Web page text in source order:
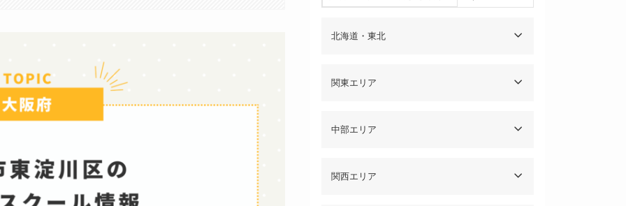
北海道・東北
関東エリア
中部エリア
関西エリア